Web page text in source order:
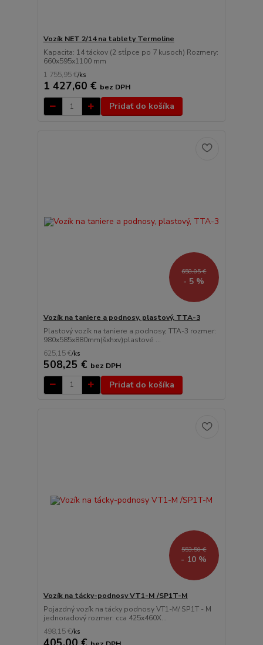
Vozík NET 2/14 na tablety Termoline
Kapacita: 14 táckov (2 stĺpce po 7 kusoch) Rozmery:
660x595x1100 mm
1 755,95 €/ks
1 427,60 € bez DPH
Pridať do košíka
658,05 €
- 5 %
Vozík na taniere a podnosy, plastový, TTA-3
Plastový vozík na taniere a podnosy, TTA-3 rozmer:
980x585x880mm(šxhxv)plastové ...
625,15 €/ks
508,25 € bez DPH
Pridať do košíka
553,50 €
- 10 %
Vozík na tácky-podnosy VT1-M /SP1T-M
Pojazdný vozík na tácky podnosy VT1-M/ SP1T - M
jednoradový rozmer: cca 425x460X...
498,15 €/ks